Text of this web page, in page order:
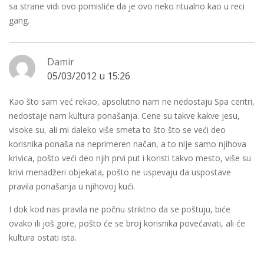
sa strane vidi ovo pomisliće da je ovo neko ritualno kao u reci
gang.
Damir
05/03/2012 u 15:26
Kao što sam već rekao, apsolutno nam ne nedostaju Spa centri,
nedostaje nam kultura ponašanja. Cene su takve kakve jesu,
visoke su, ali mi daleko više smeta to što što se veći deo
korisnika ponaša na neprimeren načan, a to nije samo njihova
krivica, pošto veći deo njih prvi put i koristi takvo mesto, više su
krivi menadžeri objekata, pošto ne uspevaju da uspostave
pravila ponašanja u njihovoj kući.
I dok kod nas pravila ne počnu striktno da se poštuju, biće
ovako ili još gore, pošto će se broj korisnika povećavati, ali će
kultura ostati ista.